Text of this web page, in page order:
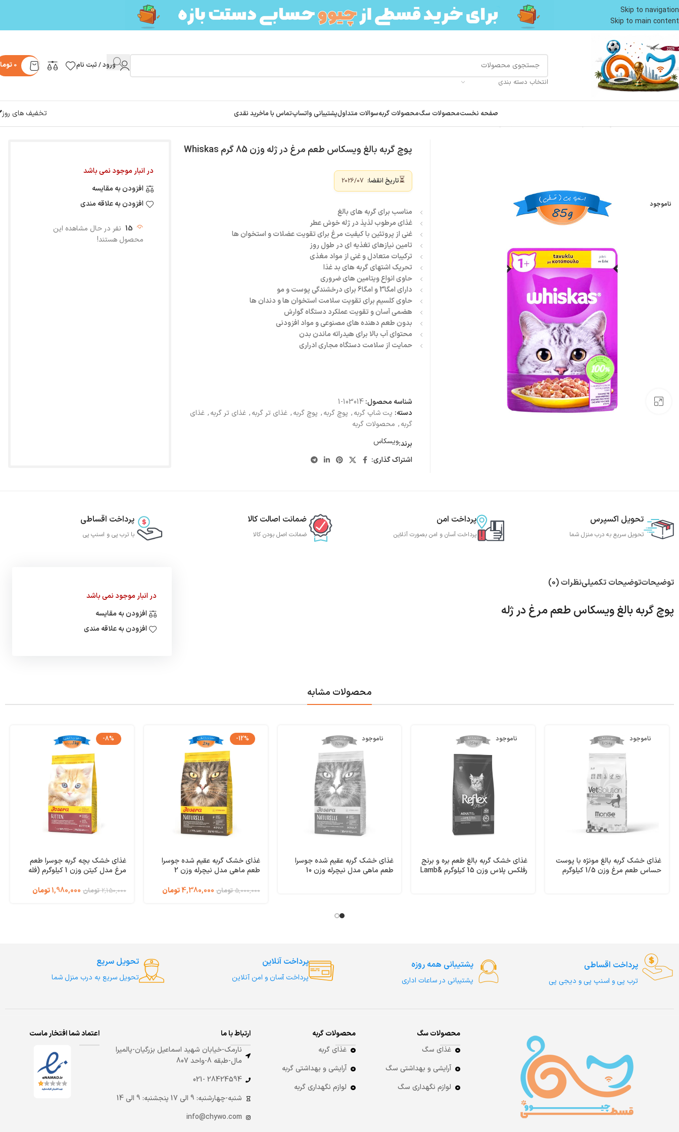
Skip to navigation
Skip to main content
انتخاب دسته بندی
ورود / ثبت نام 0
صفحه نخستمحصولات سگمحصولات گربهسوالات متداولپشتیبانی واتساپتماس با ماخرید نقدی
تخفیف های روز
ناموجود
بزرگنمایی تصویر
پوچ گربه بالغ ویسکاس طعم مرغ در ژله وزن 85 گرم Whiskas
⏳تاریخ انقضا:
مناسب برای گربه های بالغ
غذای مرطوب لذیذ در ژله خوش عطر
غنی از پروتئین با کیفیت مرغ برای تقویت عضلات و استخوان ها
تامین نیازهای تغذیه ای در طول روز
ترکیبات متعادل و غنی از مواد مغذی
تحریک اشتهای گربه های بد غذا
حاوی انواع ویتامین های ضروری
دارای امگا3 و امگا6 برای درخشندگی پوست و مو
حاوی کلسیم برای تقویت سلامت استخوان ها و دندان ها
هضمی آسان و تقویت عملکرد دستگاه گوارش
بدون طعم دهنده های مصنوعی و مواد افزودنی
محتوای آب بالا برای هیدراته ماندن بدن
حمایت از سلامت دستگاه مجاری ادراری
شناسه محصول:103014-1
دسته: پت شاپ گربه, پوچ گربه, پوچ گربه, غذای تر گربه, غذای تر گربه, غذای
گربه, محصولات گربه
برند:ویسکاس
اشتراک گذاری:
در انبار موجود نمی باشد
افزودن به مقایسه
افزودن به علاقه مندی
15 نفر در حال مشاهده این
محصول هستند!
تحویل اکسپرس
تحویل سریع به درب منزل شما
پرداخت امن
پرداخت آسان و امن بصورت آنلاین
ضمانت اصالت کالا
ضمانت اصل بودن کالا
پرداخت اقساطی
با ترب‌ پی و اسنپ پی
توضیحاتتوضیحات تکمیلینظرات (0)
پوچ گربه بالغ ویسکاس طعم مرغ در ژله
در انبار موجود نمی باشد
افزودن به مقایسه
افزودن به علاقه مندی
محصولات مشابه
ناموجود
غذای خشک گربه بالغ مونژه با پوست
حساس طعم مرغ وزن 1/5 کیلوگرم
ناموجود
غذای خشک گربه بالغ طعم بره و برنج
رفلکس پلاس وزن 15 کیلوگرم Lamb&
ناموجود
غذای خشک گربه عقیم شده جوسرا
طعم ماهی مدل نیچرله وزن 10
-12%
غذای خشک گربه عقیم شده جوسرا
طعم ماهی مدل نیچرله وزن 2
5,000,000 تومان 4,380,000 تومان
-8%
غذای خشک بچه گربه جوسرا طعم
مرغ مدل کیتن وزن 1 کیلوگرم (فله
2,150,000 تومان 1,980,000تومان
پرداخت اقساطی
ترب‌ پی و اسنپ پی و دیجی پی
پشتیبانی همه روزه
پشتیبانی در ساعات اداری
پرداخت آنلاین
پرداخت آسان و امن آنلاین
تحویل سریع
تحویل سریع به درب منزل شما
محصولات سگ
غذای سگ
آرایشی و بهداشتی سگ
لوازم نگهداری سگ
محصولات گربه
غذای گربه
آرایشی و بهداشتی گربه
لوازم نگهداری گربه
ارتباط با ما
نارمک-خیابان شهید اسماعیل بزرگیان-پالمیرا
مال-طبقه 8-واحد 807
28424594 -021
شنبه-چهارشنبه: 9 الی 17 پنجشنبه: 9 الی 14
info@chywo.com
اعتماد شما افتخار ماست